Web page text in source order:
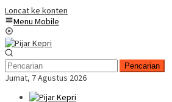
Loncat ke konten
Menu Mobile
Pencarian
Jumat, 7 Agustus 2026